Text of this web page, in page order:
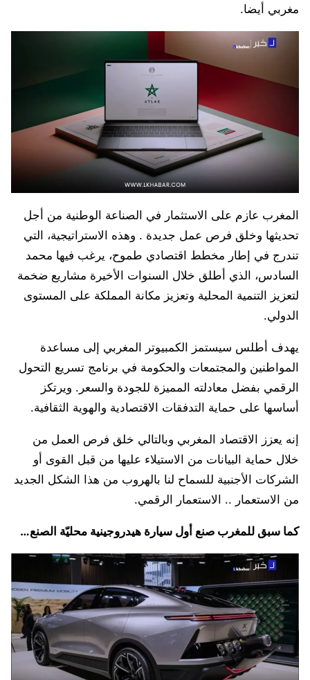
مغربي أيضا.
المغرب عازم على الاستثمار في الصناعة الوطنية من أجل
تحديثها وخلق فرص عمل جديدة . وهذه الاستراتيجية، التي
تندرج في إطار مخطط اقتصادي طموح، يرغب فيها محمد
السادس، الذي أطلق خلال السنوات الأخيرة مشاريع ضخمة
لتعزيز التنمية المحلية وتعزيز مكانة المملكة على المستوى
الدولي.
يهدف أطلس سيستمز الكمبيوتر المغربي إلى مساعدة
المواطنين والمجتمعات والحكومة في برنامج تسريع التحول
الرقمي بفضل معادلته المميزة للجودة والسعر. ويرتكز
أساسها على حماية التدفقات الاقتصادية والهوية الثقافية.
إنه يعزز الاقتصاد المغربي وبالتالي خلق فرص العمل من
خلال حماية البيانات من الاستيلاء عليها من قبل القوى أو
الشركات الأجنبية للسماح لنا بالهروب من هذا الشكل الجديد
من الاستعمار .. الاستعمار الرقمي.
كما سبق للمغرب صنع أول سيارة هيدروجينية محليّة الصنع…